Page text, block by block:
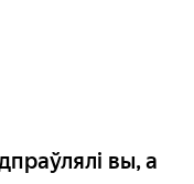
вы, а